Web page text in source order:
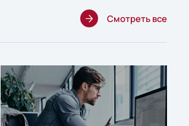
Смотреть все